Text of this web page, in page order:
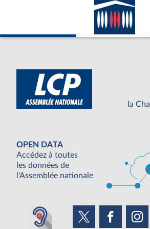
la
OPEN DATA
Accédez à toutes
les données de
l'Assemblée nationale